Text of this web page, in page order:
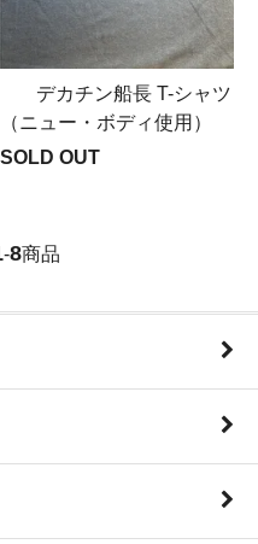
デカチン船長 T-シャツ
（ニュー・ボディ使用）
SOLD OUT
-8商品